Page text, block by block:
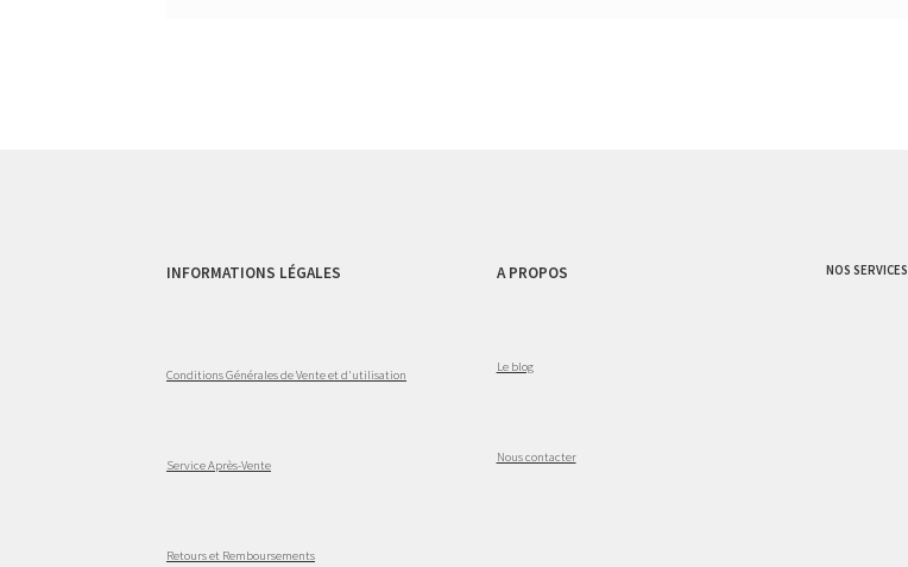
INFORMATIONS LÉGALES
Conditions Générales de Vente et d'utilisation
Service Après-Vente
Retours et Remboursements
A PROPOS
Le blog
Nous contacter
NOS SERVICES